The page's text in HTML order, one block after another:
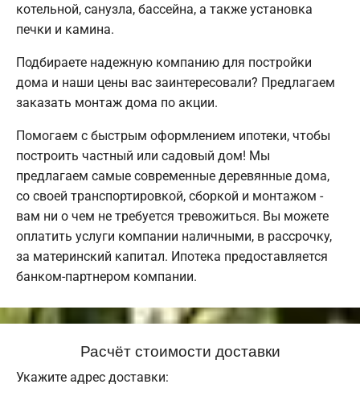
котельной, санузла, бассейна, а также установка
печки и камина.
Подбираете надежную компанию для постройки
дома и наши цены вас заинтересовали? Предлагаем
заказать монтаж дома по акции.
Помогаем с быстрым оформлением ипотеки, чтобы
построить частный или садовый дом! Мы
предлагаем самые современные деревянные дома,
со своей транспортировкой, сборкой и монтажом -
вам ни о чем не требуется тревожиться. Вы можете
оплатить услуги компании наличными, в рассрочку,
за материнский капитал. Ипотека предоставляется
банком-партнером компании.
Расчёт стоимости доставки
Укажите адрес доставки: